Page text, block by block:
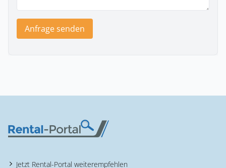
Anfrage senden
Jetzt Rental-Portal weiterempfehlen